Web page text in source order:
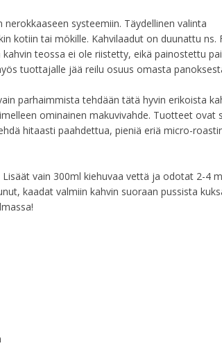
systeemiin. Täydellinen valinta
kotiin tai mökille. Kahvilaadut on duunattu ns.
teossa ei ole riistetty, eikä painostettu
tuottajalle jää reilu osuus omasta
parhaimmista tehdään tätä hyvin erikoista
ominainen makuvivahde. Tuotteet ovat
hitaasti paahdettua, pieniä eriä micro-
vain 300ml kiehuvaa vettä ja odotat 2-4
kaadat valmiin kahvin suoraan pussista